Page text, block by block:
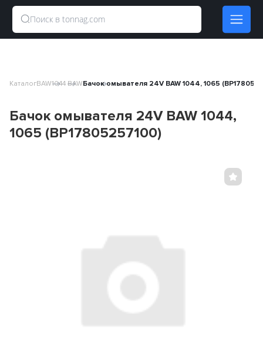
КаталогBAW1044 BAWБачок омывателя 24V BAW 1044, 1065
Бачок омывателя 24V BAW 1044,
1065 (BP17805257100)